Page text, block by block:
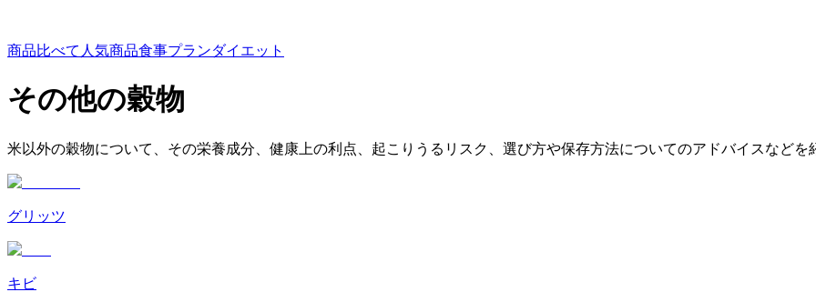
商品比べて 人気商品食事プランダイエット
その他の穀物
米以外の穀物について、その栄養成分、健康上の利点、起こりうるリスク、選び方や保存方法についてのアドバイスなどを
グリッツ
キビ